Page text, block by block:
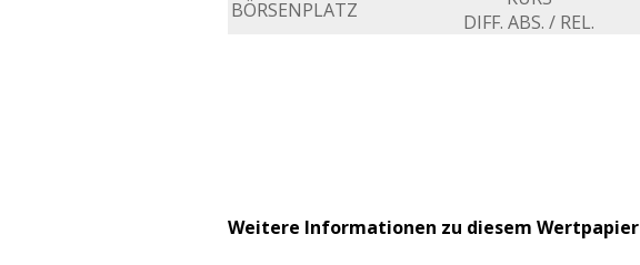
BÖRSENPLATZ
DIFF. ABS. / REL.
Weitere Informationen zu diesem Wertpapier